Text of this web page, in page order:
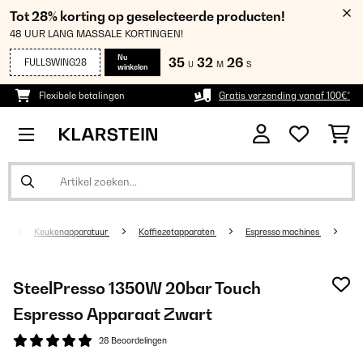
Tot 28% korting op geselecteerde producten!
48 UUR LANG MASSALE KORTINGEN!
FULLSWING28
Nu
winkelen
35 U 32 M 25 S
Flexibele betalingen Gratis verzending vanaf 100€*
Keukenapparatuur Koffiezetapparaten Espresso machines
SteelPresso 1350W 20bar Touch
Espresso Apparaat Zwart
28 Beoordelingen